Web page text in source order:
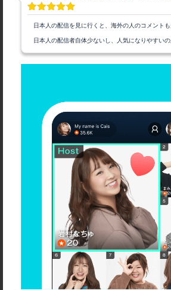
日本人の配信を見に行くと、海外の人のコメントも
日本人の配信者自体少ないし、人気になりやすいの